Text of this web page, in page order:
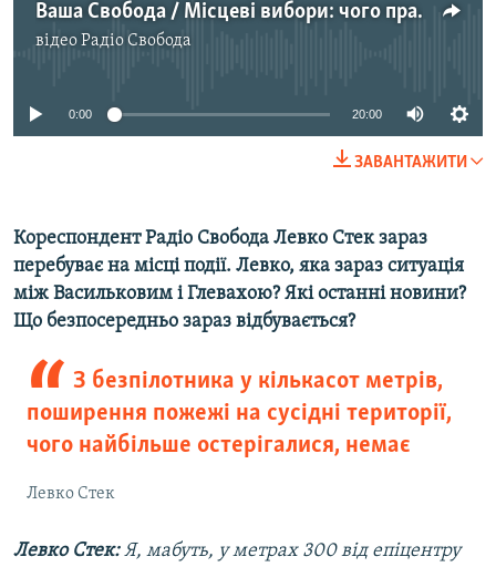
Ваша Свобода / Місцеві вибори: чого прагне влада?
відеоРадіо Свобода
No media source currently available
0:00 20:00
ЗАВАНТАЖИТИ
Кореспондент Радіо Свобода Левко Стек зараз
перебуває на місці події. Левко, яка зараз ситуація
між Васильковим і Глевахою? Які останні новини?
Що безпосередньо зараз відбувається?
З безпілотника у кількасот метрів,
поширення пожежі на сусідні території,
чого найбільше остерігалися, немає
Левко Стек
Левко Стек:Я, мабуть, у метрах 300 від епіцентру